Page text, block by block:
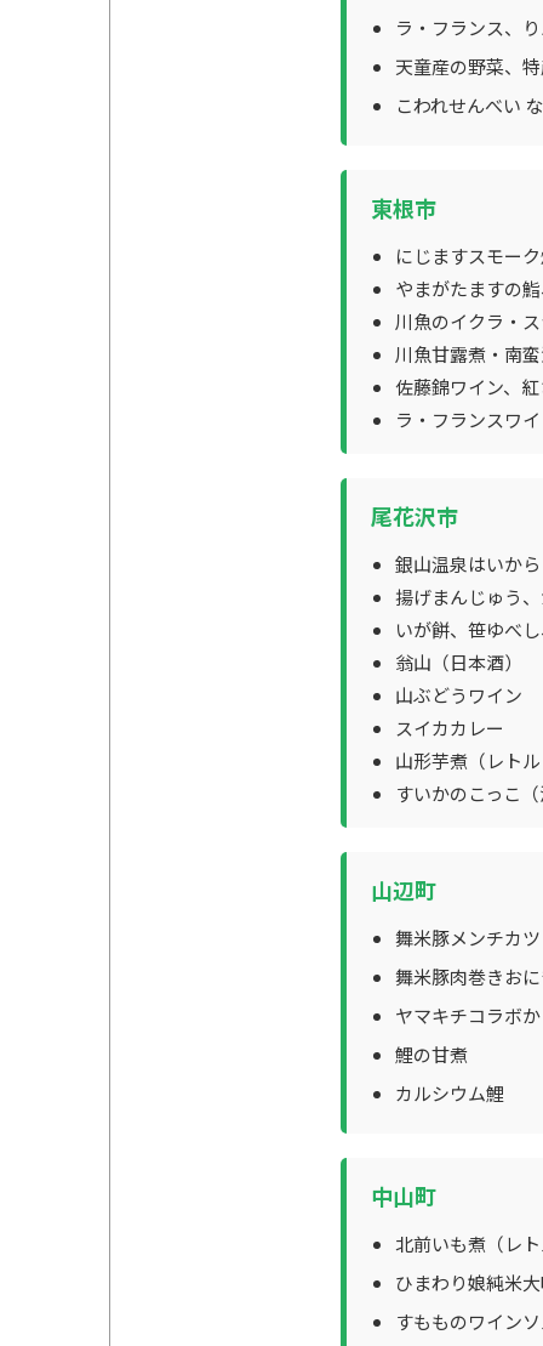
ラ・フランス、
天童産の野菜、
こわれせんべい
東根市
にじますスモー
やまがたますの
川魚のイクラ・
川魚甘露煮・南
佐藤錦ワイン、
ラ・フランスワ
尾花沢市
銀山温泉はいか
揚げまんじゅう
いが餅、笹ゆべ
翁山（日本酒）
山ぶどうワイン
スイカカレー
山形芋煮（レト
すいかのこっこ
山辺町
舞米豚メンチカツ
舞米豚肉巻きお
ヤマキチコラボ
鯉の甘煮
カルシウム鯉
中山町
北前いも煮（レ
ひまわり娘純米
すもものワイン